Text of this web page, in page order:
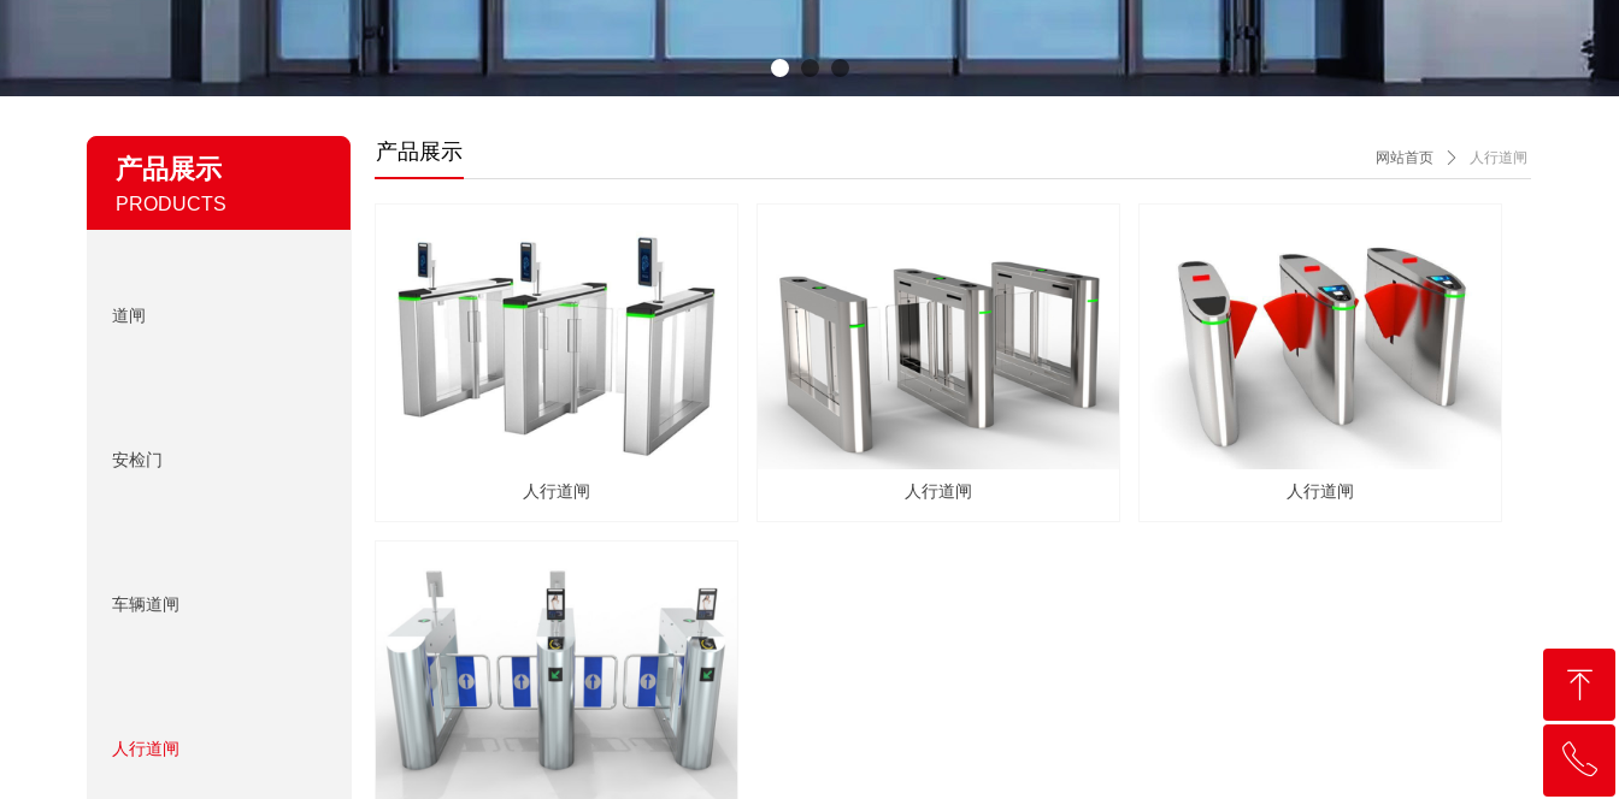
产品展示 网站首页 ꄲ 人行道闸
人行道闸 人行道闸 人行道闸
道闸
安检门
车辆道闸
人行道闸
产品展示
PRODUCTS
ꁸ
回到顶部
ꂅ